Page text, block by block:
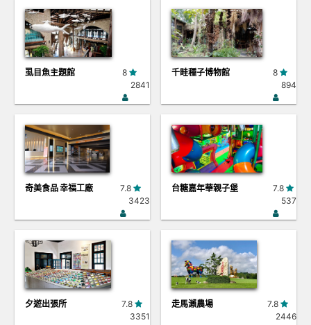
虱目魚主題館
8
2841
千畦種子博物館
8
894
奇美食品 幸福工廠
7.8
3423
台糖嘉年華親子堡
7.8
537
夕遊出張所
7.8
3351
走馬瀨農場
7.8
2446